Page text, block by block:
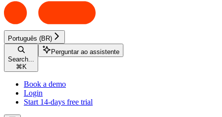
Português (BR)
Search...
⌘ K
Perguntar ao assistente
Book a demo
Login
Start 14-days free trial